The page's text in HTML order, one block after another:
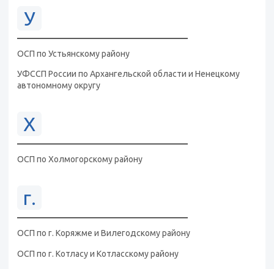
У
ОСП по Устьянскому району
УФССП России по Архангельской области и Ненецкому
автономному округу
Х
ОСП по Холмогорскому району
г.
ОСП по г. Коряжме и Вилегодскому району
ОСП по г. Котласу и Котласскому району